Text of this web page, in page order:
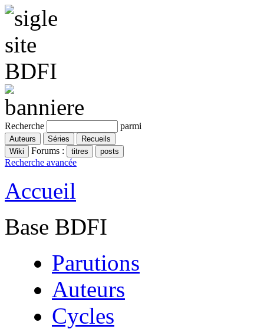
Recherche parmi
Forums :
Recherche avancée
Accueil
Base BDFI
Parutions
Auteurs
Cycles